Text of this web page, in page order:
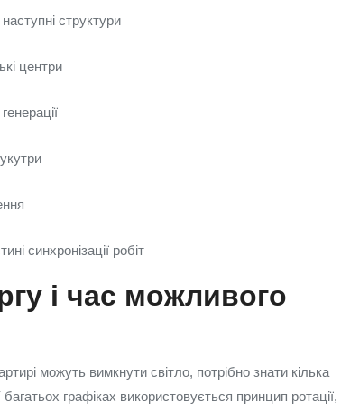
структури
центри
синхронізації робіт
і час можливого
можуть вимкнути світло, потрібно знати кілька
графіках використовується принцип ротації,